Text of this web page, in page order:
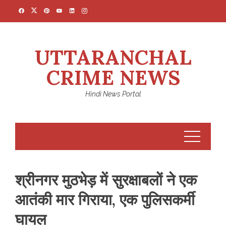
UTTARANCHAL
CRIME NEWS
Hindi News Portal
श्रीनगर मुठभेड़ में सुरक्षाबलों ने एक
आतंकी मार गिराया, एक पुलिसकर्मी
घायल